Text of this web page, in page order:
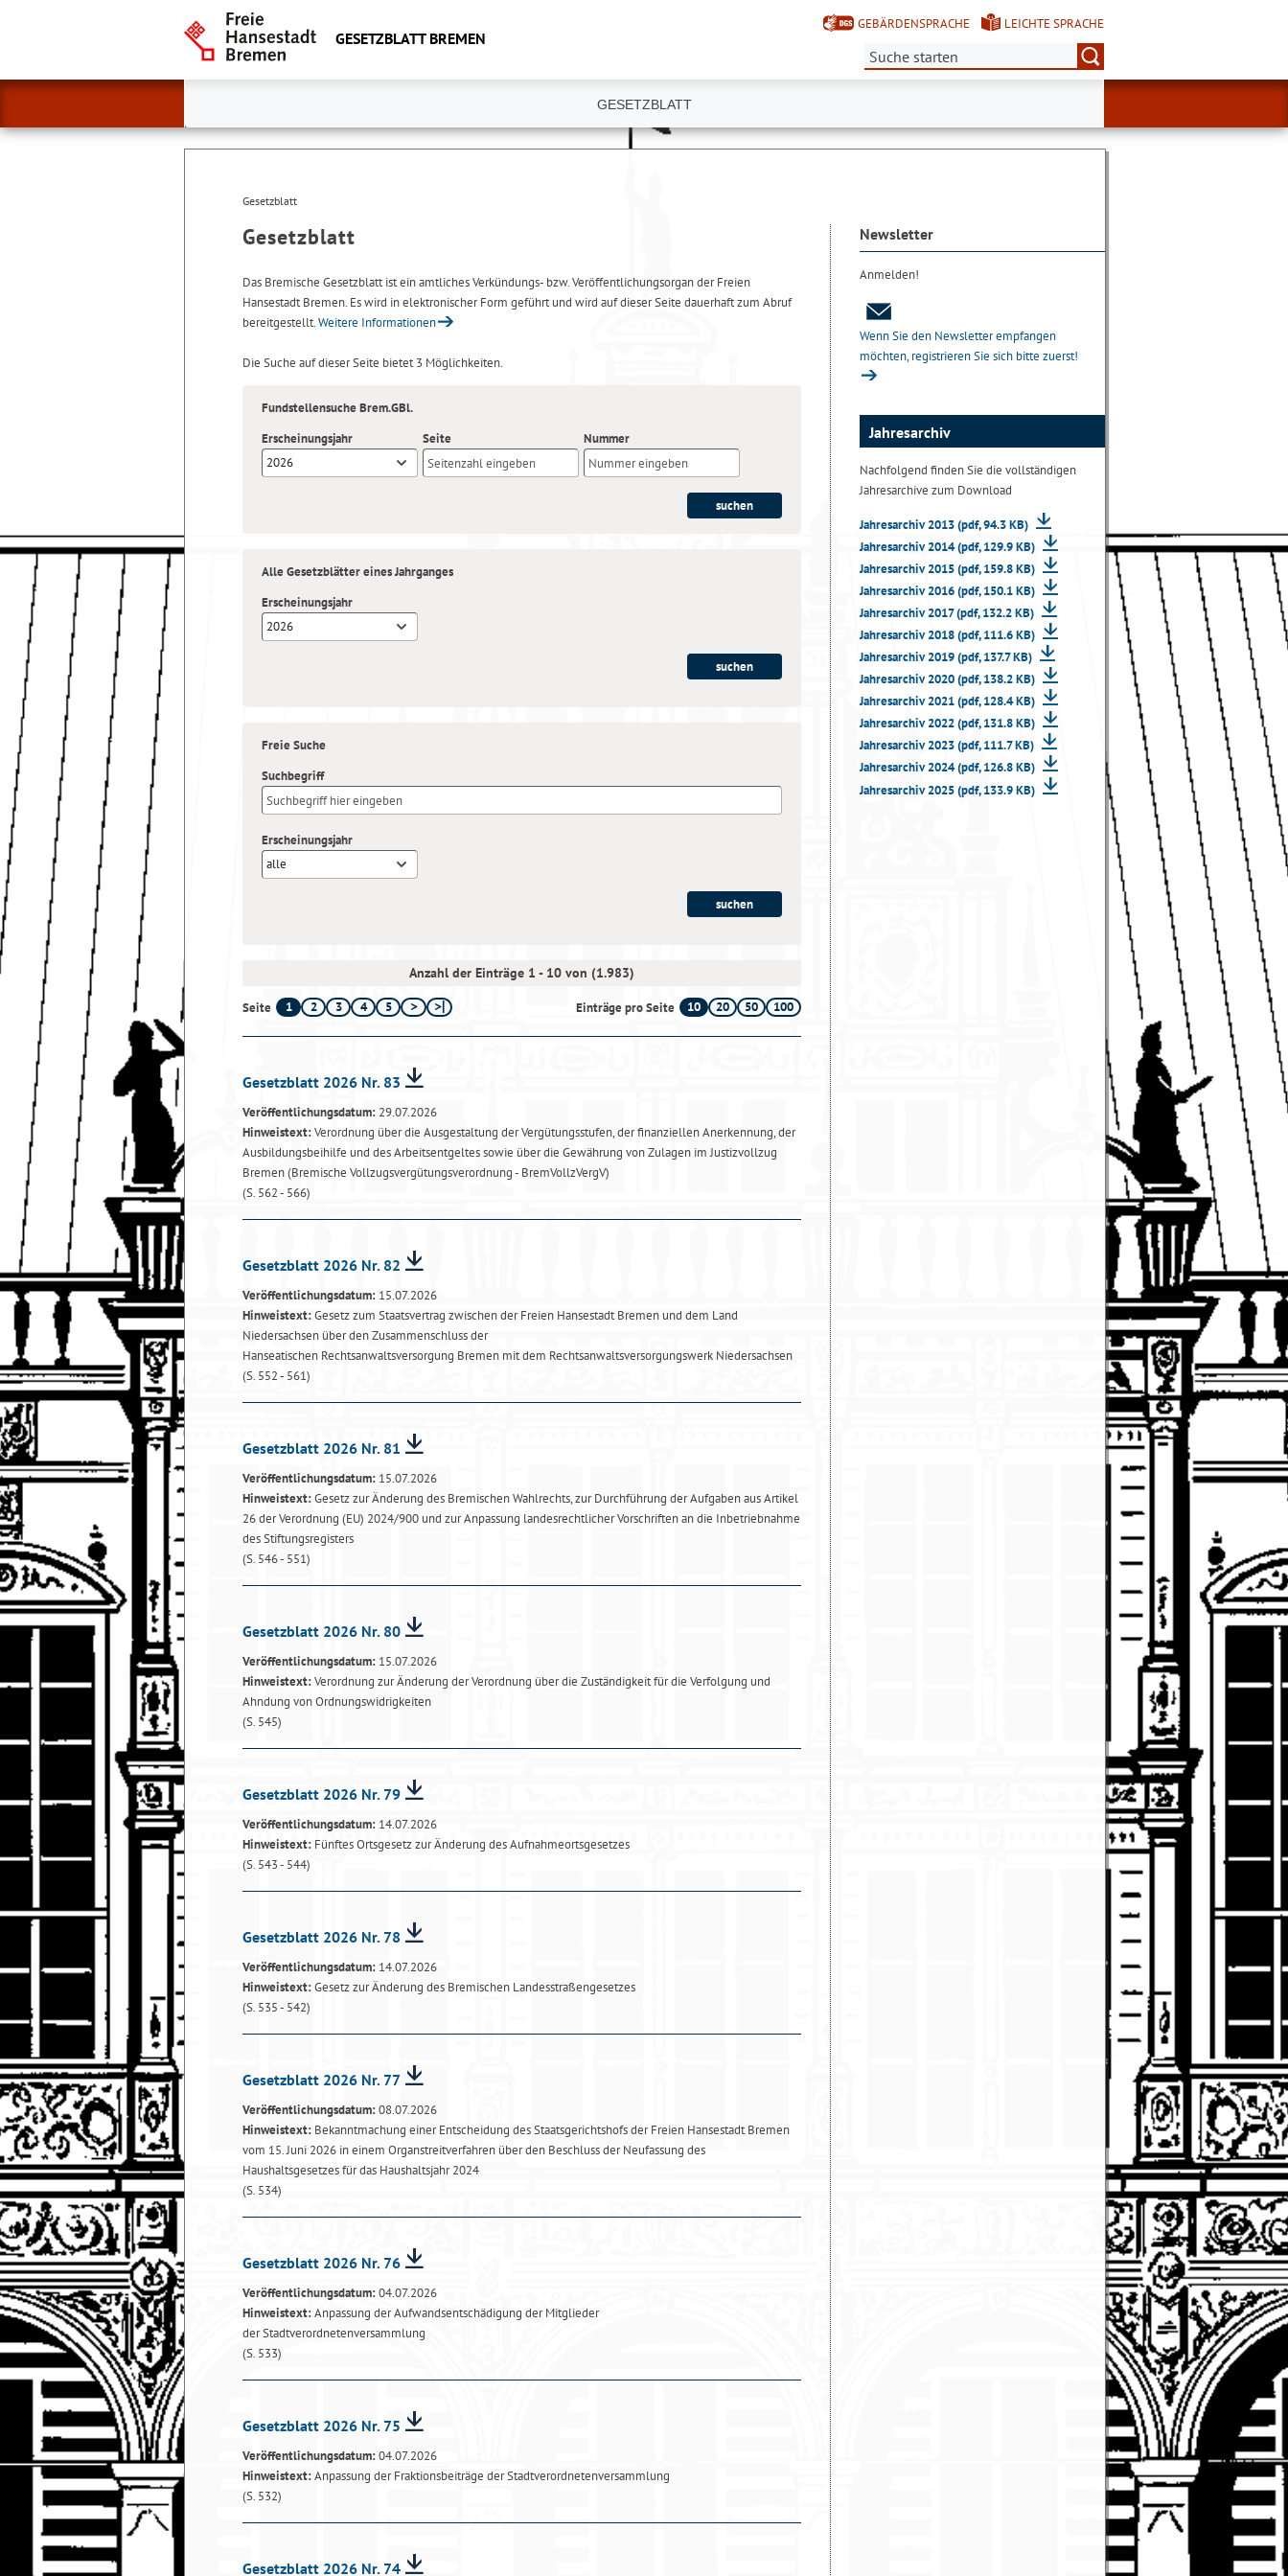
GESETZBLATT BREMEN
GEBÄRDENSPRACHE
LEICHTE SPRACHE
Suche:
GESETZBLATT
Gesetzblatt
Gesetzblatt
Das Bremische Gesetzblatt ist ein amtliches Verkündungs- bzw. Veröffentlichungsorgan der Freien
Hansestadt Bremen. Es wird in elektronischer Form geführt und wird auf dieser Seite dauerhaft zum Abruf
bereitgestellt.Weitere Informationen
Die Suche auf dieser Seite bietet 3 Möglichkeiten.
Fundstellensuche Brem.GBl.
Erscheinungsjahr
2026
Seite Nummer
Alle Gesetzblätter eines Jahrganges
Erscheinungsjahr
2026
Freie Suche
Suchbegriff
Erscheinungsjahr
alle
Anzahl der Einträge 1 - 10 von (1.983)
Seite 1 2 3 4 5 Einträge pro Seite 10 20 50 100
Gesetzblatt 2026 Nr. 83
Veröffentlichungsdatum: 29.07.2026
Hinweistext:Verordnung über die Ausgestaltung der Vergütungsstufen, der finanziellen Anerkennung, der
Ausbildungsbeihilfe und des Arbeitsentgeltes sowie über die Gewährung von Zulagen im Justizvollzug
Bremen (Bremische Vollzugsvergütungsverordnung - BremVollzVergV)
(S. 562 - 566)
Gesetzblatt 2026 Nr. 82
Veröffentlichungsdatum: 15.07.2026
Hinweistext:Gesetz zum Staatsvertrag zwischen der Freien Hansestadt Bremen und dem Land
Niedersachsen über den Zusammenschluss der
Hanseatischen Rechtsanwaltsversorgung Bremen mit dem Rechtsanwaltsversorgungswerk Niedersachsen
(S. 552 - 561)
Gesetzblatt 2026 Nr. 81
Veröffentlichungsdatum: 15.07.2026
Hinweistext:Gesetz zur Änderung des Bremischen Wahlrechts, zur Durchführung der Aufgaben aus Artikel
26 der Verordnung (EU) 2024/900 und zur Anpassung landesrechtlicher Vorschriften an die Inbetriebnahme
des Stiftungsregisters
(S. 546 - 551)
Gesetzblatt 2026 Nr. 80
Veröffentlichungsdatum: 15.07.2026
Hinweistext:Verordnung zur Änderung der Verordnung über die Zuständigkeit für die Verfolgung und
Ahndung von Ordnungswidrigkeiten
(S. 545)
Gesetzblatt 2026 Nr. 79
Veröffentlichungsdatum: 14.07.2026
Hinweistext: Fünftes Ortsgesetz zur Änderung des Aufnahmeortsgesetzes
(S. 543 - 544)
Gesetzblatt 2026 Nr. 78
Veröffentlichungsdatum: 14.07.2026
Hinweistext:Gesetz zur Änderung des Bremischen Landesstraßengesetzes
(S. 535 - 542)
Gesetzblatt 2026 Nr. 77
Veröffentlichungsdatum:08.07.2026
Hinweistext: Bekanntmachung einer Entscheidung des Staatsgerichtshofs der Freien Hansestadt Bremen
vom 15. Juni 2026 in einem Organstreitverfahren über den Beschluss der Neufassung des
Haushaltsgesetzes für das Haushaltsjahr 2024
(S. 534)
Gesetzblatt 2026 Nr. 76
Veröffentlichungsdatum:04.07.2026
Hinweistext:Anpassung der Aufwandsentschädigung der Mitglieder
der Stadtverordnetenversammlung
(S. 533)
Gesetzblatt 2026 Nr. 75
Veröffentlichungsdatum:04.07.2026
Hinweistext:Anpassung der Fraktionsbeiträge der Stadtverordnetenversammlung
(S. 532)
Gesetzblatt 2026 Nr. 74
Newsletter
Anmelden!
Wenn Sie den Newsletter empfangen
möchten, registrieren Sie sich bitte zuerst!
Jahresarchiv
Nachfolgend finden Sie die vollständigen
Jahresarchive zum Download
Jahresarchiv 2013 (pdf, 94.3 KB)
Jahresarchiv 2014 (pdf, 129.9 KB)
Jahresarchiv 2015 (pdf, 159.8 KB)
Jahresarchiv 2016 (pdf, 150.1 KB)
Jahresarchiv 2017 (pdf, 132.2 KB)
Jahresarchiv 2018 (pdf, 111.6 KB)
Jahresarchiv 2019 (pdf, 137.7 KB)
Jahresarchiv 2020 (pdf, 138.2 KB)
Jahresarchiv 2021 (pdf, 128.4 KB)
Jahresarchiv 2022 (pdf, 131.8 KB)
Jahresarchiv 2023 (pdf, 111.7 KB)
Jahresarchiv 2024 (pdf, 126.8 KB)
Jahresarchiv 2025 (pdf, 133.9 KB)